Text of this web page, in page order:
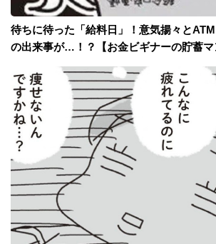
待ちに待った「給料日」！意気揚々と
の出来事が…！？【お金ビギナーの貯蓄マ